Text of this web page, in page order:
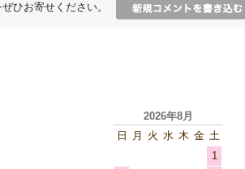
ひお寄せください。
2026年8月
日
月 火 水 木 金 土
1